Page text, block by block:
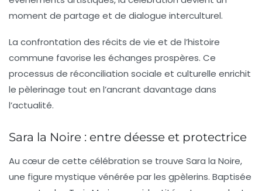
moment de partage et de dialogue interculturel.
La confrontation des récits de vie et de l’histoire
commune favorise les échanges prospères. Ce
processus de réconciliation sociale et culturelle enrichit
le pèlerinage tout en l’ancrant davantage dans
l’actualité.
Sara la Noire : entre déesse et protectrice
Au cœur de cette célébration se trouve Sara la Noire,
une figure mystique vénérée par les gpèlerins. Baptisée